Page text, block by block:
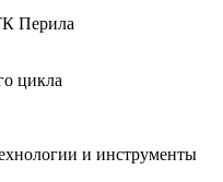
Перила
цикла
и инструменты